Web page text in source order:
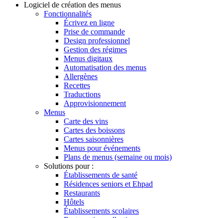
navigation
Logiciel de création des menus
Fonctionnalités
Écrivez en ligne
Prise de commande
Design professionnel
Gestion des régimes
Menus digitaux
Automatisation des menus
Allergènes
Recettes
Traductions
Approvisionnement
Menus
Carte des vins
Cartes des boissons
Cartes saisonnières
Menus pour événements
Plans de menus (semaine ou mois)
Solutions pour :
Établissements de santé
Résidences seniors et Ehpad
Restaurants
Hôtels
Établissements scolaires